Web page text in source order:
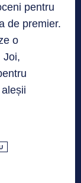
pentru
de premier.
o
Joi,